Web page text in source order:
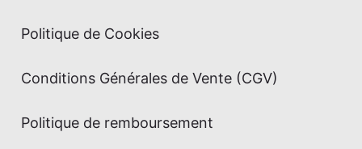
Politique de Cookies
Conditions Générales de Vente (CGV)
Politique de remboursement